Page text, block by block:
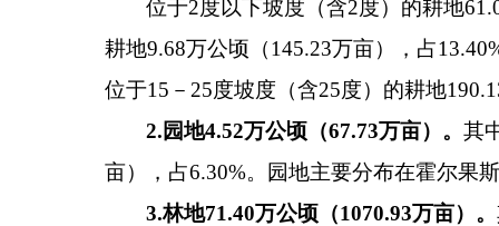
位于2度以下坡度（含2度）的耕地
耕地9.68万公顷（145.23万亩），占
位于15－25度坡度（含25度）的耕地
2.园地4.52万公顷（67.73万亩）。其
亩），占6.30%。园地主要分布在霍尔果
3.林地71.40万公顷（1070.93万亩）。